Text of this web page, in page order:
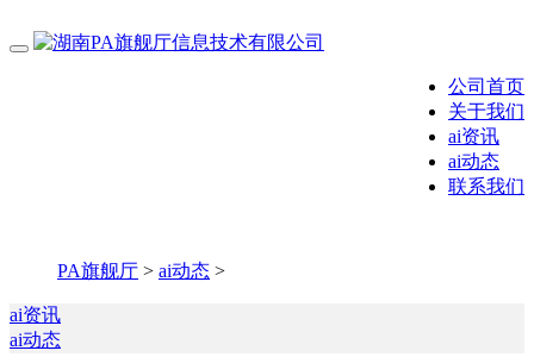
公司首页
关于我们
ai资讯
ai动态
联系我们
PA旗舰厅 > ai动态 >
ai资讯
ai动态